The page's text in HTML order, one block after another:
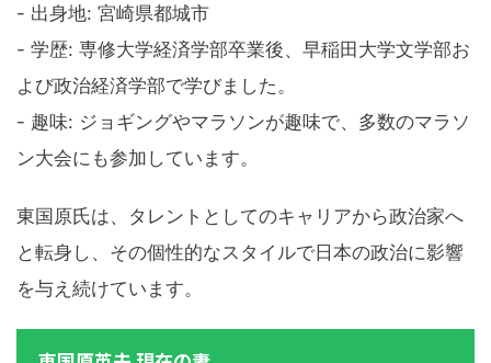
- 出身地: 宮崎県都城市
- 学歴: 専修大学経済学部卒業後、早稲田大学文学部お
よび政治経済学部で学びました。
- 趣味: ジョギングやマラソンが趣味で、多数のマラソ
ン大会にも参加しています。
東国原氏は、タレントとしてのキャリアから政治家へ
と転身し、その個性的なスタイルで日本の政治に影響
を与え続けています。